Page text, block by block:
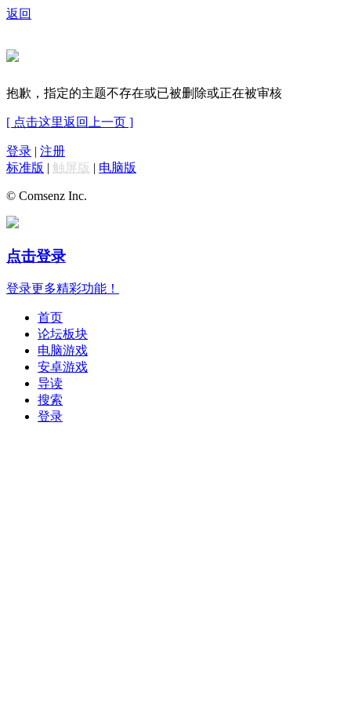
返回
抱歉，指定的主题不存在或已被删除或正在被审核
[ 点击这里返回上一页 ]
登录 | 注册
标准版 | 触屏版 | 电脑版
© Comsenz Inc.
点击登录
登录更多精彩功能！
首页
论坛板块
电脑游戏
安卓游戏
导读
搜索
登录